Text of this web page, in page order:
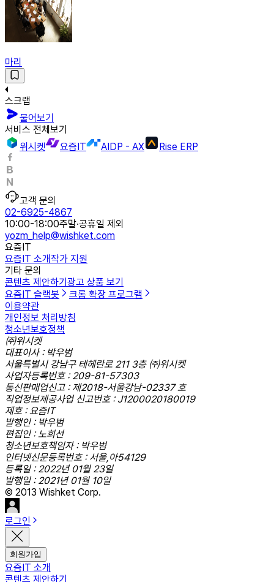
마리
스크랩
물어보기
서비스 전체보기
위시켓
요즘IT AIDP - AX Rise ERP
고객 문의
02-6925-4867
10:00-18:00주말·공휴일 제외
yozm_help@wishket.com
요즘IT
요즘IT 소개작가 지원
기타 문의
콘텐츠 제안하기 광고 상품 보기
요즘IT 슬랙봇
크롬 확장 프로그램
이용약관
개인정보 처리방침
청소년보호정책
㈜위시켓
대표이사 : 박우범
서울특별시 강남구 테헤란로 211 3층 ㈜위시켓
사업자등록번호 : 209-81-57303
통신판매업신고 : 제2018-서울강남-02337 호
직업정보제공사업 신고번호 : J1200020180019
제호 : 요즘IT
발행인 : 박우범
편집인 : 노희선
청소년보호책임자 : 박우범
인터넷신문등록번호 : 서울,아54129
등록일 : 2022년 01월 23일
발행일 : 2021년 01월 10일
© 2013 Wishket Corp.
로그인
회원가입
요즘IT 소개
콘텐츠 제안하기